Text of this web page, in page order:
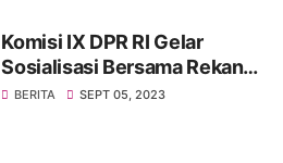
Komisi IX DPR RI Gelar
Sosialisasi Bersama Rekan
Mitra Kerjanya BKKBN di
BERITA SEPT 05, 2023